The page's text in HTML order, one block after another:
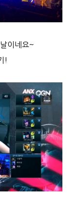
이네요~
!